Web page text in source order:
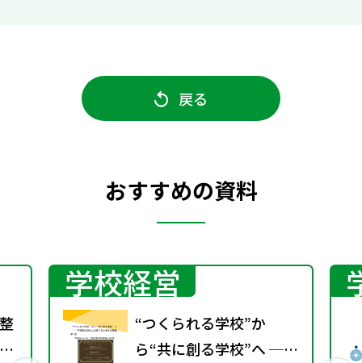
戻る
おすすめの資料
学校経営
“つくられる学校”か
ら“共に創る学校”へ ──